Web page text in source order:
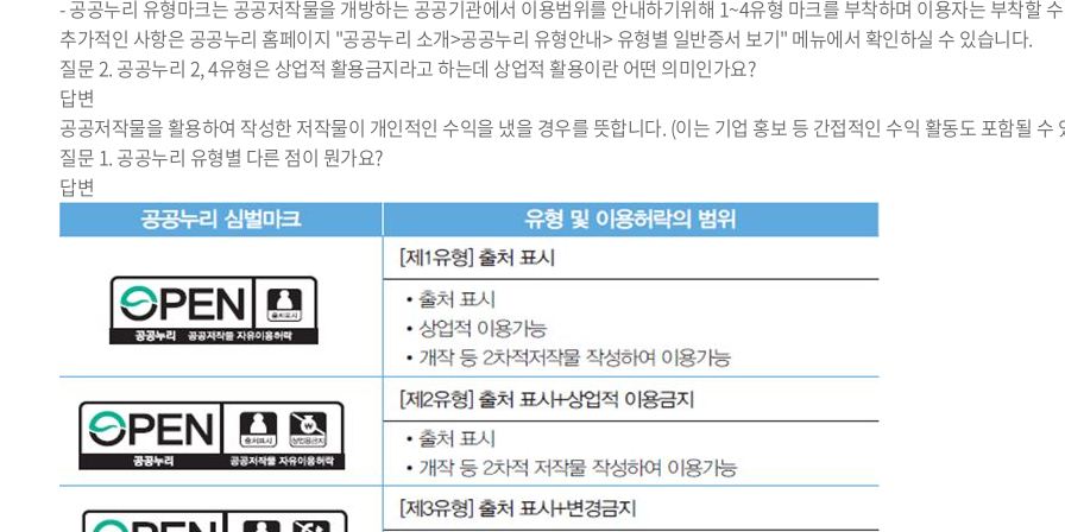
- 공공누리 유형마크는 공공저작물을 개방하는 공공기관에서 이용범위를 안내하기위해 1~4유형 마크를 부착하며 이용자는 부착할
추가적인 사항은 공공누리 홈페이지 "공공누리 소개>공공누리 유형안내> 유형별 일반증서 보기" 메뉴에서 확인하실 수 있습니다.
질문 2. 공공누리 2, 4유형은 상업적 활용금지라고 하는데 상업적 활용이란 어떤 의미인가요?
답변
공공저작물을 활용하여 작성한 저작물이 개인적인 수익을 냈을 경우를 뜻합니다. (이는 기업 홍보 등 간접적인 수익 활동도 포함될 수
질문 1. 공공누리 유형별 다른 점이 뭔가요?
답변